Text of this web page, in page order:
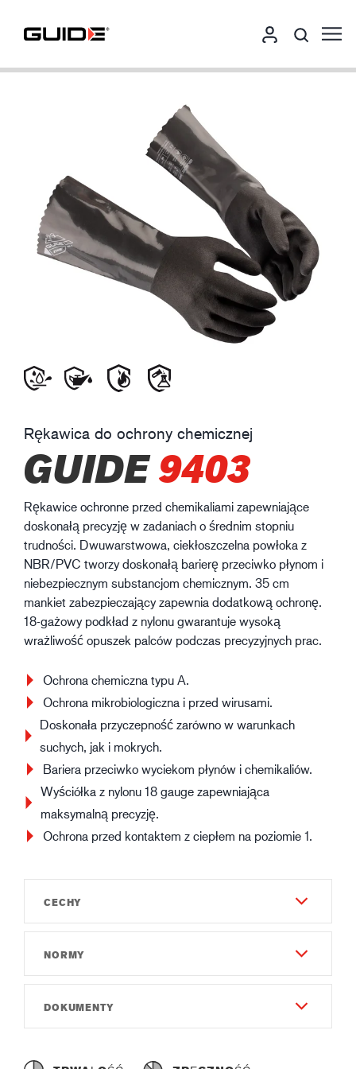
Rękawica do ochrony chemicznej
GUIDE9403
Rękawice ochronne przed chemikaliami zapewniające
doskonałą precyzję w zadaniach o średnim stopniu
trudności. Dwuwarstwowa, ciekłoszczelna powłoka z
NBR/PVC tworzy doskonałą barierę przeciwko płynom i
niebezpiecznym substancjom chemicznym. 35 cm
mankiet zabezpieczający zapewnia dodatkową ochronę.
18-gażowy podkład z nylonu gwarantuje wysoką
wrażliwość opuszek palców podczas precyzyjnych prac.
Ochrona chemiczna typu A.
Ochrona mikrobiologiczna i przed wirusami.
Doskonała przyczepność zarówno w warunkach
suchych, jak i mokrych.
Bariera przeciwko wyciekom płynów i chemikaliów.
Wyściółka z nylonu 18 gauge zapewniająca
maksymalną precyzję.
Ochrona przed kontaktem z ciepłem na poziomie 1.
CECHY
Trwałość
6
Zręczność
7
Całkowita długość (cm)
NORMY
4131XDOKUMENTY
Instruction of use GUIDE 9403.pdf